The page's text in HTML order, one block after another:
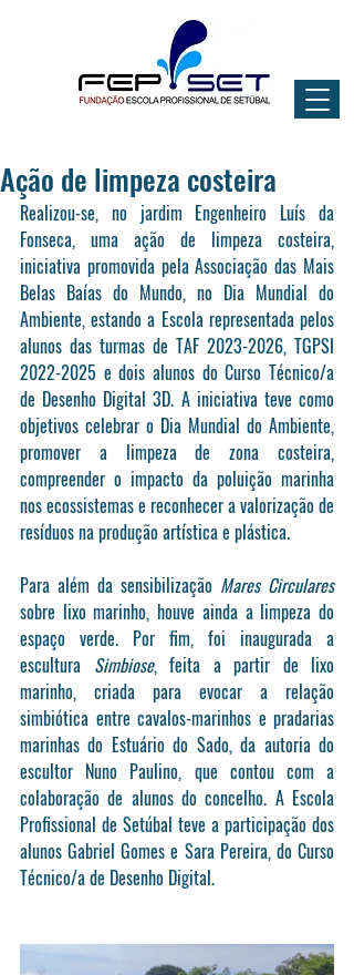
Ação de limpeza costeira
Realizou-se, no jardim Engenheiro Luís da
Fonseca, uma ação de limpeza costeira,
iniciativa promovida pela Associação das Mais
Belas Baías do Mundo, no Dia Mundial do
Ambiente, estando a Escola representada pelos
alunos das turmas de TAF 2023-2026, TGPSI
2022-2025 e dois alunos do Curso Técnico/a
de Desenho Digital 3D. A iniciativa teve como
objetivos celebrar o Dia Mundial do Ambiente,
promover a limpeza de zona costeira,
compreender o impacto da poluição marinha
nos ecossistemas e reconhecer a valorização de
resíduos na produção artística e plástica.
Para além da sensibilização Mares Circulares
sobre lixo marinho, houve ainda a limpeza do
espaço verde. Por fim, foi inaugurada a
escultura Simbiose, feita a partir de lixo
marinho, criada para evocar a relação
simbiótica entre cavalos-marinhos e pradarias
marinhas do Estuário do Sado, da autoria do
escultor Nuno Paulino, que contou com a
colaboração de alunos do concelho. A Escola
Profissional de Setúbal teve a participação dos
alunos Gabriel Gomes e Sara Pereira, do Curso
Técnico/a de Desenho Digital.